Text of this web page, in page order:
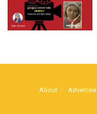
About Advertise